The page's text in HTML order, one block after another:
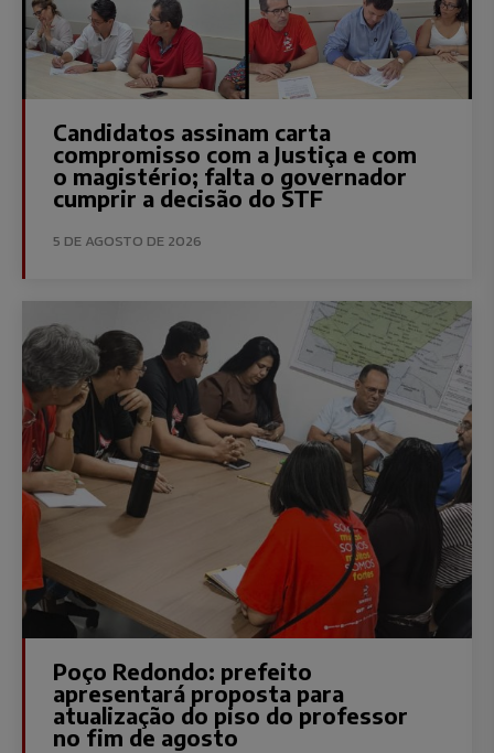
Candidatos assinam carta
compromisso com a Justiça e com
o magistério; falta o governador
cumprir a decisão do STF
5 DE AGOSTO DE 2026
Poço Redondo: prefeito
apresentará proposta para
atualização do piso do professor
no fim de agosto